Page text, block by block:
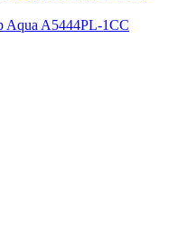
Aqua A5444PL-1CC